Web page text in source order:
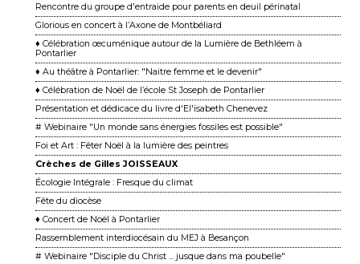
Rencontre du groupe d'entraide pour parents en deuil périnatal
Glorious en concert à l’Axone de Montbéliard
♦ Célébration œcuménique autour de la Lumière de Bethléem à
Pontarlier
♦ Au théâtre à Pontarlier: "Naitre femme et le devenir"
♦ Célébration de Noël de l’école St Joseph de Pontarlier
Présentation et dédicace du livre d'El'isabeth Chenevez
# Webinaire "Un monde sans énergies fossiles est possible"
Foi et Art : Fêter Noël à la lumière des peintres
Crèches de Gilles JOISSEAUX
Écologie Intégrale : Fresque du climat
Fête du diocèse
♦ Concert de Noël à Pontarlier
Rassemblement interdiocésain du MEJ à Besançon
# Webinaire "Disciple du Christ ... jusque dans ma poubelle"